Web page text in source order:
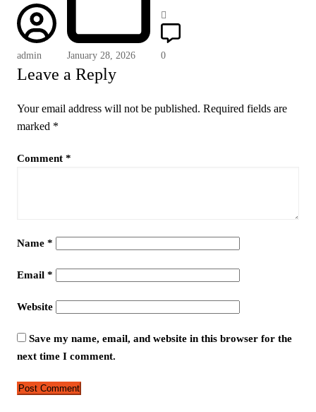
admin January 28, 2026 0
Leave a Reply
Your email address will not be published. Required fields are
marked *
Comment *
Name *
Email *
Website
Save my name, email, and website in this browser for the
next time I comment.